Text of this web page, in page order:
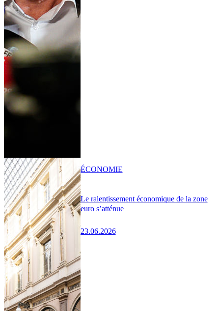
Le ralentissement économique de la zone
euro s’atténue
23.06.2026
ÉCONOMIE